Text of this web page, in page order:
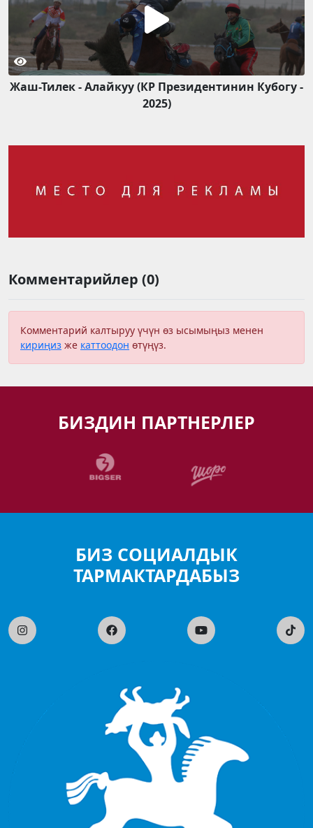
Жаш-Тилек - Алайкуу (КР Президентинин Кубогу -
2025)
Комментарийлер (0)
Комментарий калтыруу үчүн өз ысымыңыз менен
кириңиз же каттоодон өтүңүз.
БИЗДИН ПАРТНЕРЛЕР
БИЗ СОЦИАЛДЫК
ТАРМАКТАРДАБЫЗ